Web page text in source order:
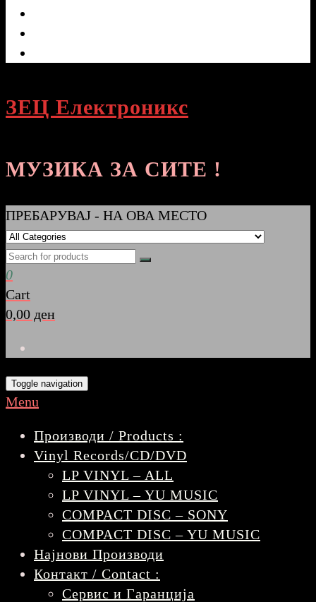
ЗЕЦ Електроникс
МУЗИКА ЗА СИТЕ !
ПРЕБАРУВАЈ - НА ОВА МЕСТО
0
Cart
0,00 ден
Toggle navigation
Menu
Производи / Products :
Vinyl Records/CD/DVD
LP VINYL – ALL
LP VINYL – YU MUSIC
COMPACT DISC – SONY
COMPACT DISC – YU MUSIC
Најнови Производи
Контакт / Contact :
Сервис и Гаранција